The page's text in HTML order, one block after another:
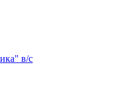
в/с